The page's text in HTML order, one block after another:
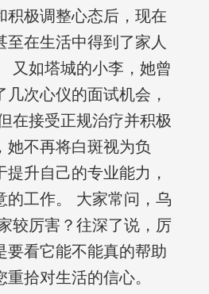
积极调整心态后，现在
至在生活中得到了家人
又如塔城的小李，她曾
次心仪的面试机会，
在接受正规治疗并积极
她不再将白斑视为负
升自己的专业能力，
的工作。 大家常问，乌
较厉害？往深了说，厉
要看它能不能真的帮助
拾对生活的信心。